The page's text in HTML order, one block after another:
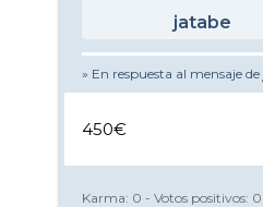
jatabe
» En respuesta al mensaje de
450€
Karma: 0 - Votos positivos: 0